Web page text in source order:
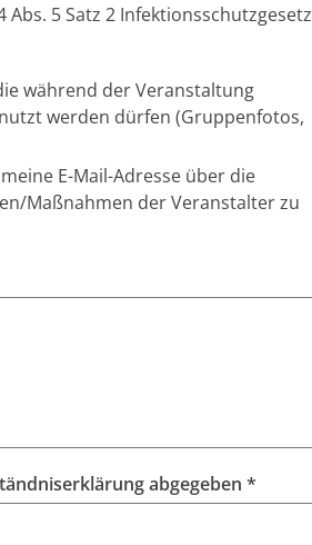
5 Satz 2 Infektionsschutzgesetz
während der Veranstaltung
werden dürfen (Gruppenfotos,
E-Mail-Adresse über die
Maßnahmen der Veranstalter zu
Folgende*r Erziehungsberechtigte*r hat diese Anmeldung und Einverständniserklärung abgegeben *